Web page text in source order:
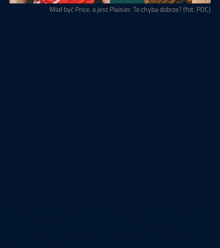
Miał być Price, a jest Plaisier. To chyba dobrze? (fot. PDC)